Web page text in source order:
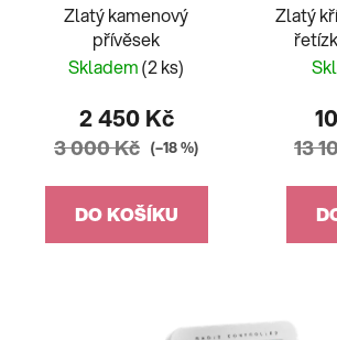
Zlatý kamenový
přívěsek
Skladem(2 ks)
2 450 Kč
3 000 Kč (–18 %)
DO KOŠÍKU
Zlatý
13